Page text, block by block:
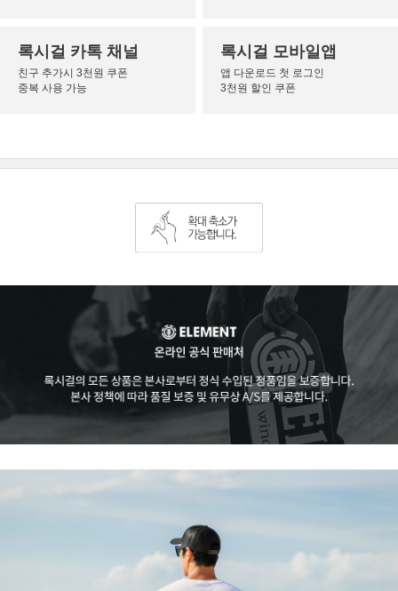
록시걸 카톡 채널
친구 추가시 3천원 쿠폰
중복 사용 가능
록시걸 모바일앱
앱 다운로드 첫 로그인
3천원 할인 쿠폰